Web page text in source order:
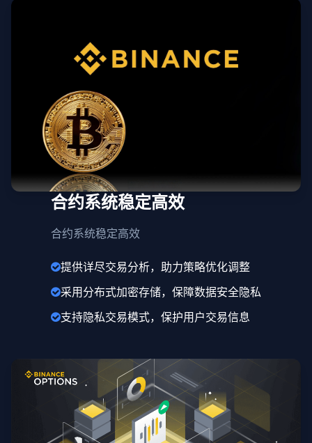
合约系统稳定高效
合约系统稳定高效
提供详尽交易分析，助力策略优化调整
采用分布式加密存储，保障数据安全隐私
支持隐私交易模式，保护用户交易信息